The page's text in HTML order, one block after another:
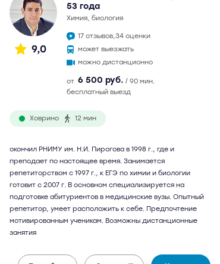
9,0
53 года
химия, биология
17 отзывов,34 оценки
может выезжать
можно дистанционно
от 6 500 руб. / 90 мин.
бесплатный выезд
Ховрино 12 мин
окончил РНИМУ им. Н.И. Пирогова в 1998 г., где и
преподает по настоящее время. Занимается
репетиторством с 1997 г., к ЕГЭ по химии и биологии
готовит с 2007 г. В основном специализируется на
подготовке абитуриентов в медицинские вузы. Опытный
репетитор, умеет расположить к себе. Предпочтение
мотивированным ученикам. Возможны дистанционные
занятия